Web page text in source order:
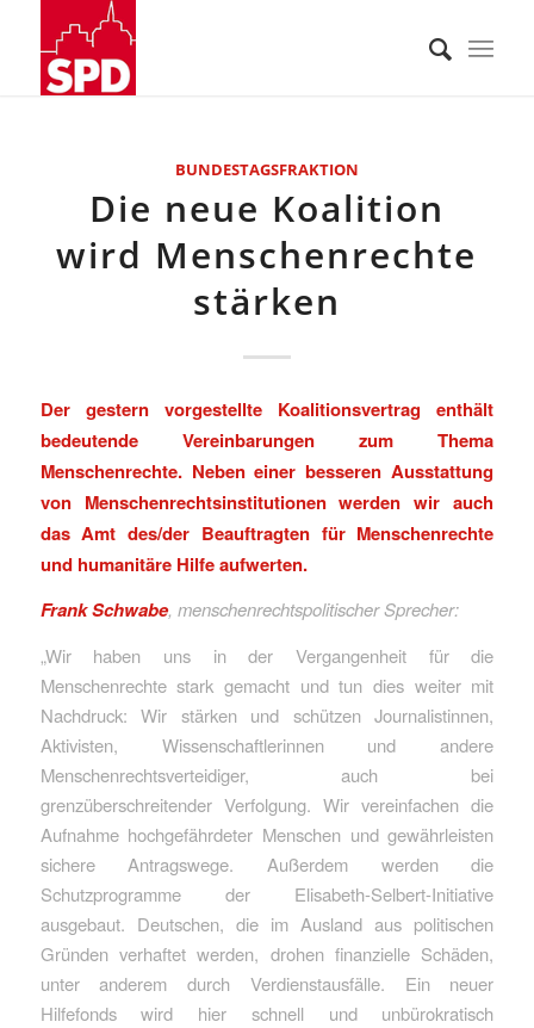
BUNDESTAGSFRAKTION
Die neue Koalition
wird Menschenrechte
stärken
Der gestern vorgestellte Koalitionsvertrag enthält
bedeutende Vereinbarungen zum Thema
Menschenrechte. Neben einer besseren Ausstattung
von Menschenrechtsinstitutionen werden wir auch
das Amt des/der Beauftragten für Menschenrechte
und humanitäre Hilfe aufwerten.
Frank Schwabe, menschenrechtspolitischer Sprecher:
„Wir haben uns in der Vergangenheit für die
Menschenrechte stark gemacht und tun dies weiter mit
Nachdruck: Wir stärken und schützen Journalistinnen,
Aktivisten, Wissenschaftlerinnen und andere
Menschenrechtsverteidiger, auch bei
grenzüberschreitender Verfolgung. Wir vereinfachen die
Aufnahme hochgefährdeter Menschen und gewährleisten
sichere Antragswege. Außerdem werden die
Schutzprogramme der Elisabeth-Selbert-Initiative
ausgebaut. Deutschen, die im Ausland aus politischen
Gründen verhaftet werden, drohen finanzielle Schäden,
unter anderem durch Verdienstausfälle. Ein neuer
Hilfefonds wird hier schnell und unbürokratisch